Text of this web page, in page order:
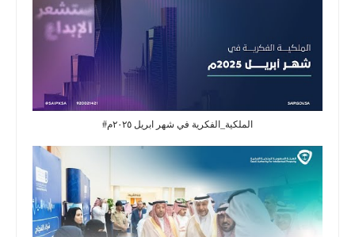
#الملكية_الفكرية في شهر ابريل ٢٠٢٥م